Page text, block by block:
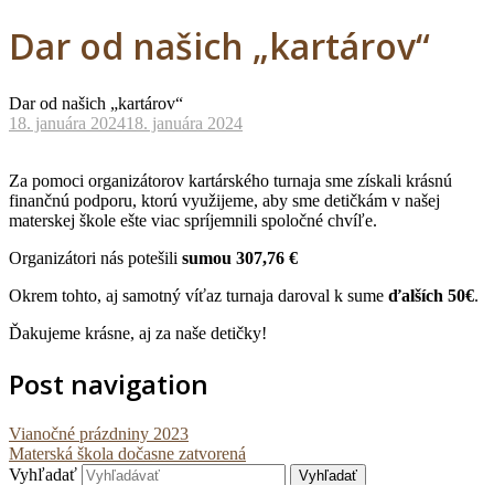
Dar od našich „kartárov“
Dar od našich „kartárov“
18. januára 202418. januára 2024
Za pomoci organizátorov kartárského turnaja sme získali krásnú
finančnú podporu, ktorú využijeme, aby sme detičkám v našej
materskej škole ešte viac spríjemnili spoločné chvíľe.
Organizátori nás potešili sumou 307,76 €
Okrem tohto, aj samotný víťaz turnaja daroval k sume ďalších 50€.
Ďakujeme krásne, aj za naše detičky!
Post navigation
Vianočné prázdniny 2023
Materská škola dočasne zatvorená
Vyhľadať